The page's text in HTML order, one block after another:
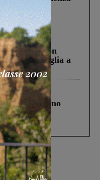
“Un
di Castiglion
ucciso la figlia a
cui morirono
schianto, il
fra tir....